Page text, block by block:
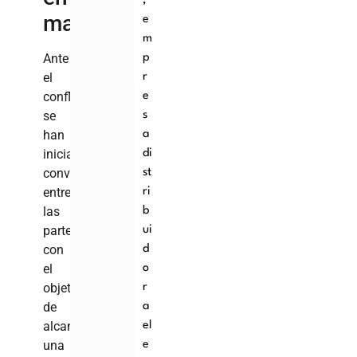
marcha
Ante
el
conflicto,
se
han
iniciado
conversaciones
entre
las
partes
con
el
objetivo
de
alcanzar
una
e
m
p
r
e
s
a
di
st
ri
b
ui
d
o
r
a
el
e